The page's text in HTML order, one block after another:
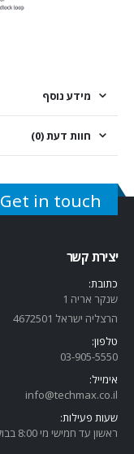
מידע נוסף
חוות דעת (0)
Get in touch
יצירת קשר
כתובת:
שנקר אריה 1
הרצליה ישראל 4672501
טלפון:
03-905-5550
אימייל:
info@techmax.co.il
שעות פעילות:
ראשון עד חמישי מי 8:00 בבוקר עד 14:30